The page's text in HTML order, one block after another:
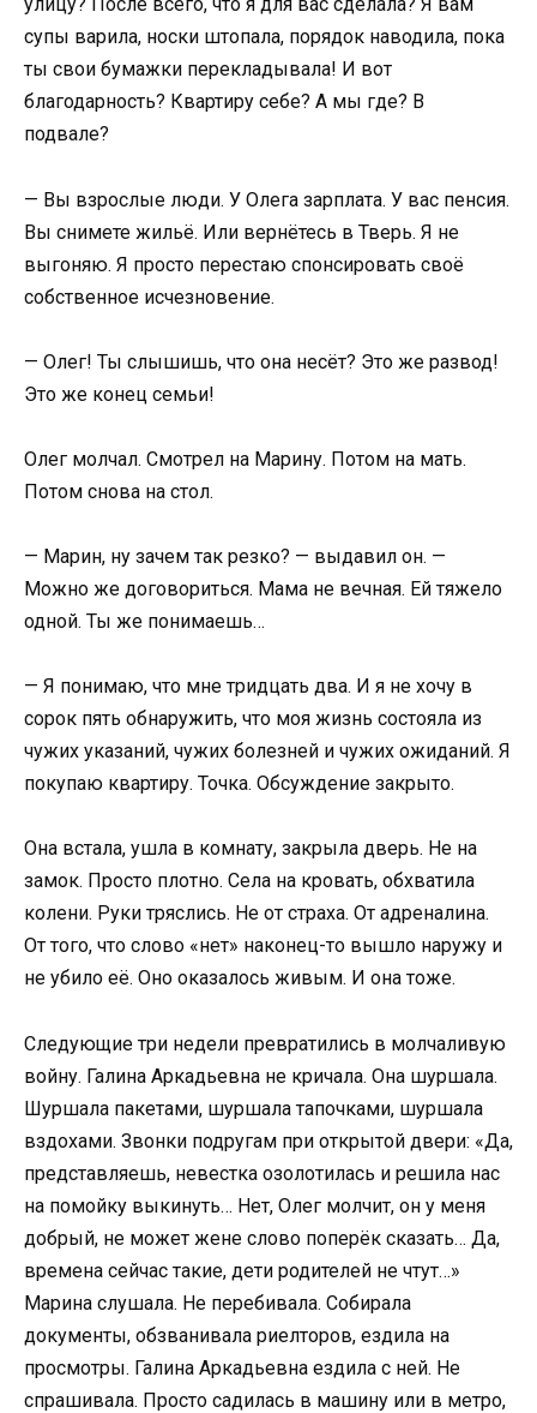
улицу? После всего, что я для вас сделала? Я вам
супы варила, носки штопала, порядок наводила, пока
ты свои бумажки перекладывала! И вот
благодарность? Квартиру себе? А мы где? В
подвале?
— Вы взрослые люди. У Олега зарплата. У вас пенсия.
Вы снимете жильё. Или вернётесь в Тверь. Я не
выгоняю. Я просто перестаю спонсировать своё
собственное исчезновение.
— Олег! Ты слышишь, что она несёт? Это же развод!
Это же конец семьи!
Олег молчал. Смотрел на Марину. Потом на мать.
Потом снова на стол.
— Марин, ну зачем так резко? — выдавил он. —
Можно же договориться. Мама не вечная. Ей тяжело
одной. Ты же понимаешь…
— Я понимаю, что мне тридцать два. И я не хочу в
сорок пять обнаружить, что моя жизнь состояла из
чужих указаний, чужих болезней и чужих ожиданий. Я
покупаю квартиру. Точка. Обсуждение закрыто.
Она встала, ушла в комнату, закрыла дверь. Не на
замок. Просто плотно. Села на кровать, обхватила
колени. Руки тряслись. Не от страха. От адреналина.
От того, что слово «нет» наконец-то вышло наружу и
не убило её. Оно оказалось живым. И она тоже.
Следующие три недели превратились в молчаливую
войну. Галина Аркадьевна не кричала. Она шуршала.
Шуршала пакетами, шуршала тапочками, шуршала
вздохами. Звонки подругам при открытой двери: «Да,
представляешь, невестка озолотилась и решила нас
на помойку выкинуть… Нет, Олег молчит, он у меня
добрый, не может жене слово поперёк сказать… Да,
времена сейчас такие, дети родителей не чтут…»
Марина слушала. Не перебивала. Собирала
документы, обзванивала риелторов, ездила на
просмотры. Галина Аркадьевна ездила с ней. Не
спрашивала. Просто садилась в машину или в метро,